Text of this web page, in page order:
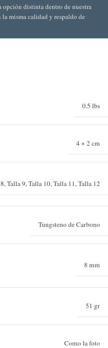
opción distinta dentro de nuestra
misma calidad y respaldo de
0.5 lbs
4 × 2 cm
,Talla 9,Talla 10,Talla 11,Talla 12
Tungsteno de Carbono
8 mm
51 gr
Como la foto